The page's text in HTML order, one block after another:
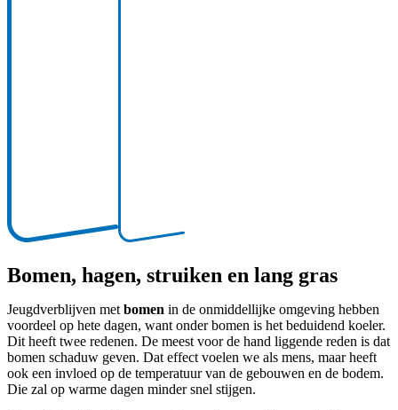
Bomen, hagen, struiken en lang gras
Jeugdverblijven met bomen in de onmiddellijke omgeving hebben
voordeel op hete dagen, want onder bomen is het beduidend koeler.
Dit heeft twee redenen. De meest voor de hand liggende reden is dat
bomen schaduw geven. Dat effect voelen we als mens, maar heeft
ook een invloed op de temperatuur van de gebouwen en de bodem.
Die zal op warme dagen minder snel stijgen.